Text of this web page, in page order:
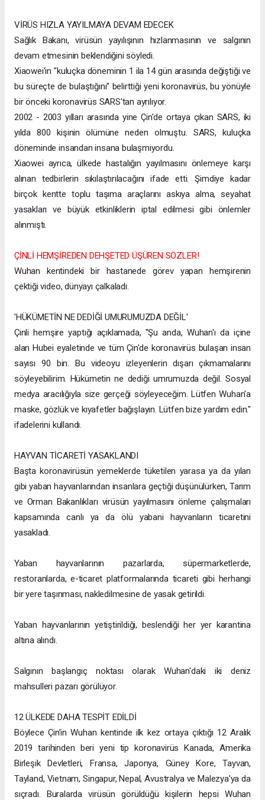
VİRÜS HIZLA YAYILMAYA DEVAM EDECEK
Sağlık Bakanı, virüsün yayılışının hızlanmasının ve salgının
devam etmesinin beklendiğini söyledi.
Xiaowei'in "kuluçka döneminin 1 ila 14 gün arasında değiştiği ve
bu süreçte de bulaştığını" belirttiği yeni koronavirüs, bu yönüyle
bir önceki koronavirüs SARS'tan ayrılıyor.
2002 - 2003 yılları arasında yine Çin'de ortaya çıkan SARS, iki
yılda 800 kişinin ölümüne neden olmuştu. SARS, kuluçka
döneminde insandan insana bulaşmıyordu.
Xiaowei ayrıca, ülkede hastalığın yayılmasını önlemeye karşı
alınan tedbirlerin sıkılaştırılacağını ifade etti. Şimdiye kadar
birçok kentte toplu taşıma araçlarını askıya alma, seyahat
yasakları ve büyük etkinliklerin iptal edilmesi gibi önlemler
alınmıştı.
ÇİNLİ HEMŞİREDEN DEHŞETED ÜŞÜREN SÖZLER!
Wuhan kentindeki bir hastanede görev yapan hemşirenin
çektiği video, dünyayı çalkaladı.
'HÜKÜMETİN NE DEDİĞİ UMURUMUZDA DEĞİL'
Çinli hemşire yaptığı açıklamada, ''Şu anda, Wuhan'ı da içine
alan Hubei eyaletinde ve tüm Çin'de koronavirüs bulaşan insan
sayısı 90 bin. Bu videoyu izleyenlerin dışarı çıkmamalarını
söyleyebilirim. Hükümetin ne dediği umrumuzda değil. Sosyal
medya aracılığıyla size gerçeği söyleyeceğim. Lütfen Wuhan'a
maske, gözlük ve kıyafetler bağışlayın. Lütfen bize yardım edin."
ifadelerini kullandı.
HAYVAN TİCARETİ YASAKLANDI
Başta koronavirüsün yemeklerde tüketilen yarasa ya da yılan
gibi yaban hayvanlarından insanlara geçtiği düşünülürken, Tarım
ve Orman Bakanlıkları virüsün yayılmasını önleme çalışmaları
kapsamında canlı ya da ölü yabani hayvanların ticaretini
yasakladı.
Yaban hayvanlarının pazarlarda, süpermarketlerde,
restoranlarda, e-ticaret platformalarında ticareti gibi herhangi
bir yere taşınması, nakledilmesine de yasak getirildi.
Yaban hayvanlarının yetiştirildiği, beslendiği her yer karantina
altına alındı.
Salgının başlangıç noktası olarak Wuhan'daki iki deniz
mahsulleri pazarı görülüyor.
12 ÜLKEDE DAHA TESPİT EDİLDİ
Böylece Çin’in Wuhan kentinde ilk kez ortaya çıktığı 12 Aralık
2019 tarihinden beri yeni tip koronavirüs Kanada, Amerika
Birleşik Devletleri, Fransa, Japonya, Güney Kore, Tayvan,
Tayland, Vietnam, Singapur, Nepal, Avustralya ve Malezya'ya da
sıçradı. Buralarda virüsün görüldüğü kişilerin hepsi Wuhan